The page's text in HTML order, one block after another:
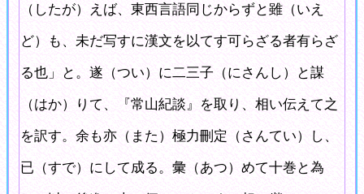
（したが）えば、東西言語同じからずと雖（いえ
ど）も、未だ写すに漢文を以てす可らざる者有らざ
る也」と。遂（つい）に二三子（にさんし）と謀
（はか）りて、『常山紀談』を取り、相い伝えて之
を訳す。余も亦（また）極力刪定（さんてい）し、
已（すで）にして成る。彙（あつ）めて十巻と為